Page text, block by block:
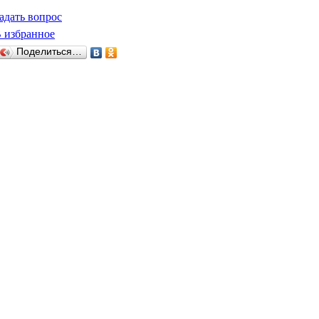
вопрос
избранное
Поделиться…